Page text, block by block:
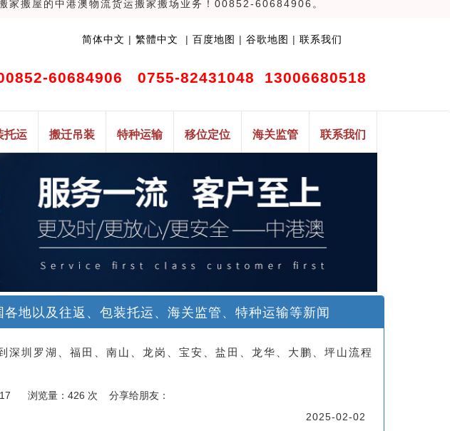
家搬屋的中港澳物流货运搬家搬场业务！00852-60684906。
简体中文 | 繁體中文 | 百度地图 | 谷歌地图 | 联系我们
60684906 0755-82431048 13006680518
托运 搬迁吊装 特种运输 移位定位 海关监管 联系我们
地以及往返、包装托运、海关监管、特种运输等新闻
深圳罗湖、福田、南山、龙岗、宝安、盐田、龙华、大鹏、坪山流程
浏览量：426 次 分享给朋友：
2025-02-02